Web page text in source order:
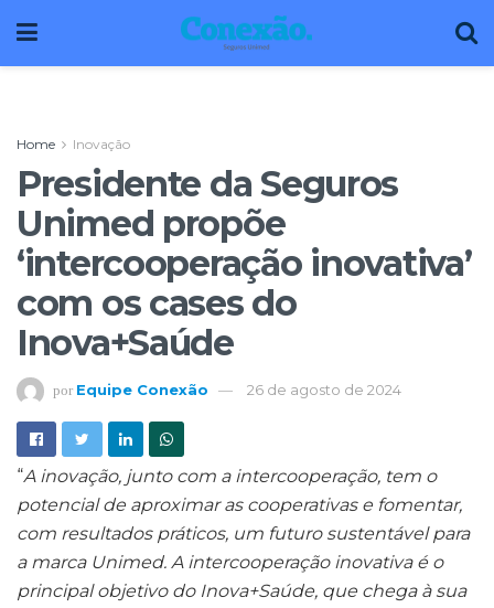
Home Inovação
Presidente da Seguros
Unimed propõe
‘intercooperação inovativa’
com os cases do
Inova+Saúde
por Equipe Conexão 26 de agosto de 2024
“A inovação, junto com a intercooperação, tem o
potencial de aproximar as cooperativas e fomentar,
com resultados práticos, um futuro sustentável para
a marca Unimed. A intercooperação inovativa é o
principal objetivo do Inova+Saúde, que chega à sua